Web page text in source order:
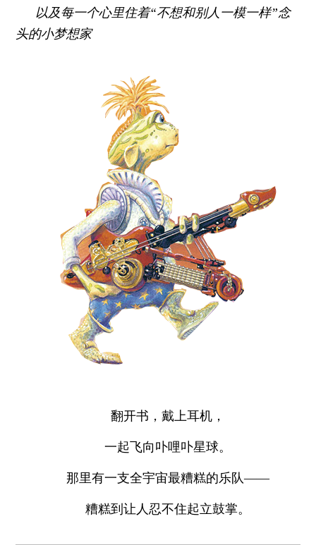
以及每一个心里住着“不想和别人一模一样”念
头的小梦想家
翻开书，戴上耳机，
一起飞向卟哩卟星球。
那里有一支全宇宙最糟糕的乐队——
糟糕到让人忍不住起立鼓掌。